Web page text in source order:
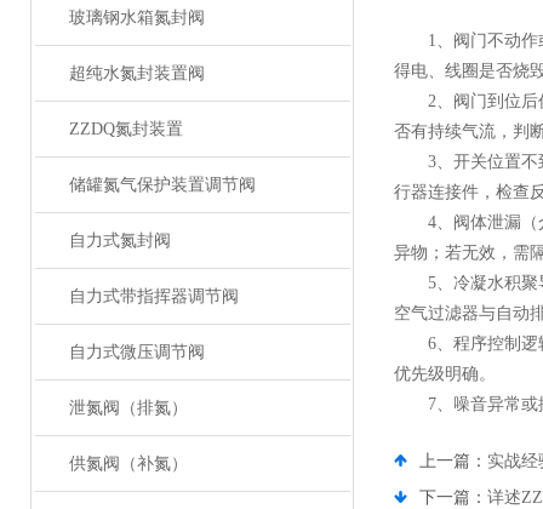
玻璃钢水箱氮封阀
超纯水氮封装置阀
ZZDQ氮封装置
储罐氮气保护装置调节阀
自力式氮封阀
自力式带指挥器调节阀
自力式微压调节阀
泄氮阀（排氮）
供氮阀（补氮）
1、阀门不动作或
得电、线圈是否烧
2、阀门到位后仍
否有持续气流，判
3、开关位置不到
行器连接件，检查
4、阀体泄漏（介
异物；若无效，需
5、冷凝水积聚导
空气过滤器与自动
6、程序控制逻辑
优先级明确。
7、噪音异常或振
上一篇： 实战经
下一篇： 详述